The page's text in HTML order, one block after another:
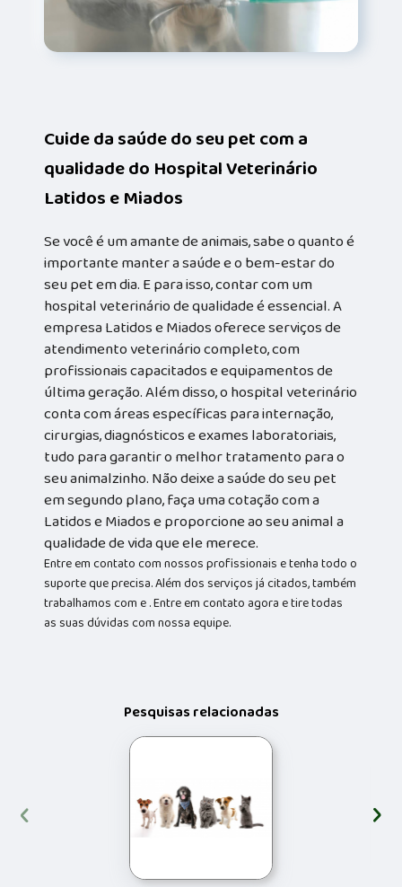
Cuide da saúde do seu pet com a
qualidade do Hospital Veterinário
Latidos e Miados
Se você é um amante de animais, sabe o quanto é
importante manter a saúde e o bem-estar do
seu pet em dia. E para isso, contar com um
hospital veterinário de qualidade é essencial. A
empresa Latidos e Miados oferece serviços de
atendimento veterinário completo, com
profissionais capacitados e equipamentos de
última geração. Além disso, o hospital veterinário
conta com áreas específicas para internação,
cirurgias, diagnósticos e exames laboratoriais,
tudo para garantir o melhor tratamento para o
seu animalzinho. Não deixe a saúde do seu pet
em segundo plano, faça uma cotação com a
Latidos e Miados e proporcione ao seu animal a
qualidade de vida que ele merece.
Entre em contato com nossos profissionais e tenha todo o
suporte que precisa. Além dos serviços já citados, também
trabalhamos com e . Entre em contato agora e tire todas
as suas dúvidas com nossa equipe.
Pesquisas relacionadas
‹ ›